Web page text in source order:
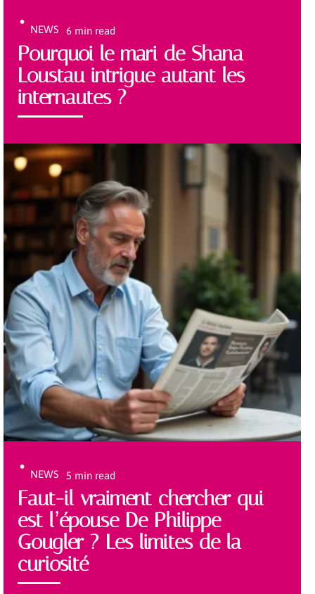
NEWS 6 min read
Pourquoi le mari de Shana
Loustau intrigue autant les
internautes ?
NEWS 5 min read
Faut-il vraiment chercher qui
est l’épouse De Philippe
Gougler ? Les limites de la
curiosité